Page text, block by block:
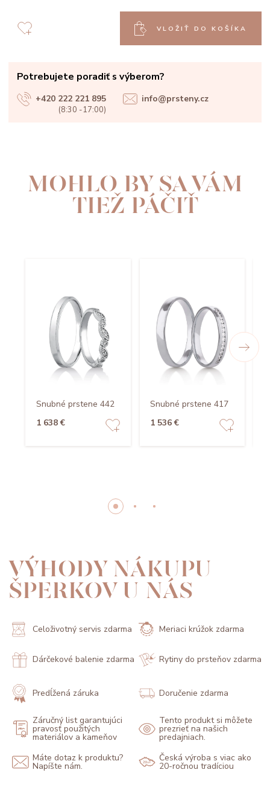
VLOŽIŤ DO KOŠÍKA
Potrebujete poradiť s výberom?
+420 222 221 895
(8:30 -17:00)
info@prsteny.cz
MOHLO BY SA VÁM
TIEŽ PÁČIŤ
Snubné prstene 442
1 638 €
Snubné prstene 417
1 536 €
VÝHODY NÁKUPU
ŠPERKOV U NÁS
Celoživotný servis zdarma Meriaci krúžok zdarma
Dárčekové balenie zdarma Rytiny do prsteňov zdarma
Predĺžená záruka Doručenie zdarma
Záručný list garantujúci
pravosť použitých
materiálov a kameňov
Tento produkt si môžete
prezrieť na našich
predajniach.
Máte dotaz k produktu?
Napíšte nám.
Česká výroba s viac ako
20-ročnou tradíciou